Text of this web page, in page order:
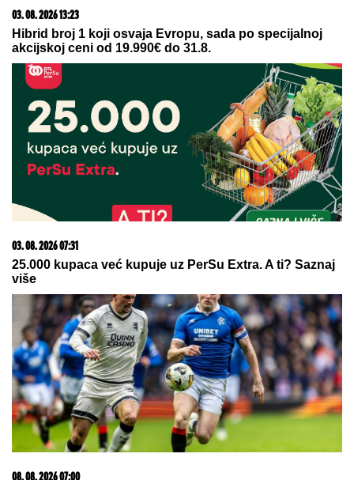
06. 08. 2026 09:39
Marija (3) se igrala u dvorištu i samo je nestala: Posle
42 godine otac je pronašao, zanemeo je kada je saznao
gde je bila
Сазнања „Политике”: Црна Гора следећа у војном
савезу Загреба, Тиране и Приштине
08. 08. 2026 06:40
ABA liga ostala bez direktora!